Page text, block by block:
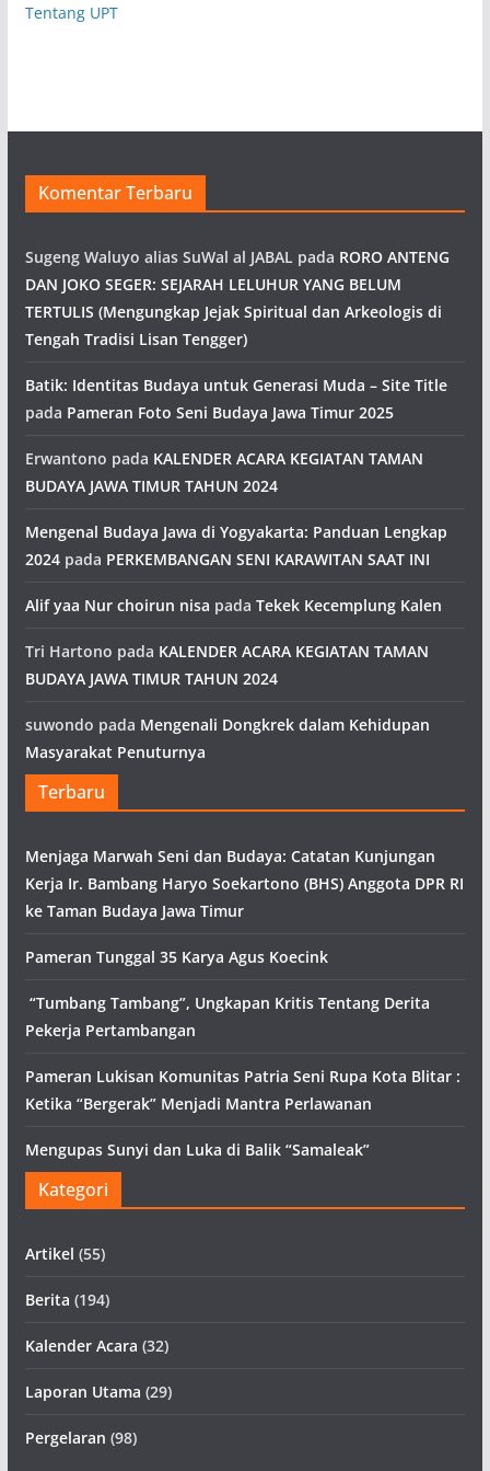
Tentang UPT
Komentar Terbaru
Sugeng Waluyo alias SuWal al JABAL pada RORO ANTENG
DAN JOKO SEGER: SEJARAH LELUHUR YANG BELUM
TERTULIS (Mengungkap Jejak Spiritual dan Arkeologis di
Tengah Tradisi Lisan Tengger)
Batik: Identitas Budaya untuk Generasi Muda – Site Title
pada Pameran Foto Seni Budaya Jawa Timur 2025
Erwantono pada KALENDER ACARA KEGIATAN TAMAN
BUDAYA JAWA TIMUR TAHUN 2024
Mengenal Budaya Jawa di Yogyakarta: Panduan Lengkap
2024pada PERKEMBANGAN SENI KARAWITAN SAAT INI
Alif yaa Nur choirun nisa pada Tekek Kecemplung Kalen
Tri Hartono pada KALENDER ACARA KEGIATAN TAMAN
BUDAYA JAWA TIMUR TAHUN 2024
suwondo pada Mengenali Dongkrek dalam Kehidupan
Masyarakat Penuturnya
Terbaru
Menjaga Marwah Seni dan Budaya: Catatan Kunjungan
Kerja Ir. Bambang Haryo Soekartono (BHS) Anggota DPR RI
ke Taman Budaya Jawa Timur
Pameran Tunggal 35 Karya Agus Koecink
“Tumbang Tambang”, Ungkapan Kritis Tentang Derita
Pekerja Pertambangan
Pameran Lukisan Komunitas Patria Seni Rupa Kota Blitar :
Ketika “Bergerak” Menjadi Mantra Perlawanan
Mengupas Sunyi dan Luka di Balik “Samaleak”
Kategori
Artikel (55)
Berita (194)
Kalender Acara (32)
Laporan Utama (29)
Pergelaran (98)